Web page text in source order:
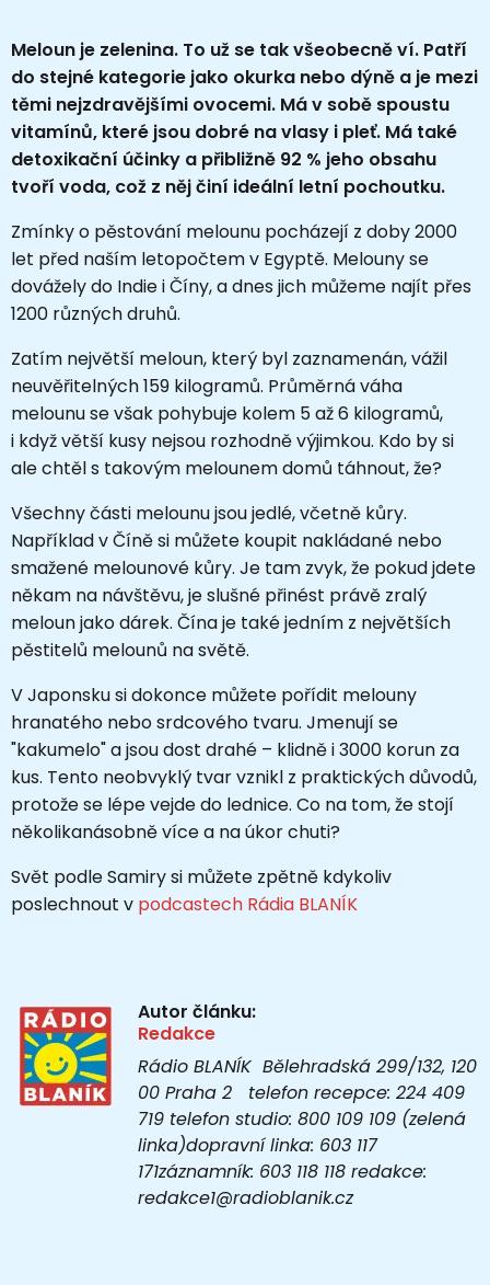
Meloun je zelenina. To už se tak všeobecně ví. Patří
do stejné kategorie jako okurka nebo dýně a je mezi
těmi nejzdravějšími ovocemi. Má v sobě spoustu
vitamínů, které jsou dobré na vlasy i pleť. Má také
detoxikační účinky a přibližně 92 % jeho obsahu
tvoří voda, což z něj činí ideální letní pochoutku.
Zmínky o pěstování melounu pocházejí z doby 2000
let před naším letopočtem v Egyptě. Melouny se
dovážely do Indie i Číny, a dnes jich můžeme najít přes
1200 různých druhů.
Zatím největší meloun, který byl zaznamenán, vážil
neuvěřitelných 159 kilogramů. Průměrná váha
melounu se však pohybuje kolem 5 až 6 kilogramů,
i když větší kusy nejsou rozhodně výjimkou. Kdo by si
ale chtěl s takovým melounem domů táhnout, že?
Všechny části melounu jsou jedlé, včetně kůry.
Například v Číně si můžete koupit nakládané nebo
smažené melounové kůry. Je tam zvyk, že pokud jdete
někam na návštěvu, je slušné přinést právě zralý
meloun jako dárek. Čína je také jedním z největších
pěstitelů melounů na světě.
V Japonsku si dokonce můžete pořídit melouny
hranatého nebo srdcového tvaru. Jmenují se
"kakumelo" a jsou dost drahé – klidně i 3000 korun za
kus. Tento neobvyklý tvar vznikl z praktických důvodů,
protože se lépe vejde do lednice. Co na tom, že stojí
několikanásobně více a na úkor chuti?
Svět podle Samiry si můžete zpětně kdykoliv
poslechnout v podcastech Rádia BLANÍK
Autor článku:
Redakce
Rádio BLANÍK Bělehradská 299/132, 120
00 Praha 2 telefon recepce: 224 409
719 telefon studio: 800 109 109 (zelená
linka)dopravní linka: 603 117
171záznamník: 603 118 118 redakce:
redakce1@radioblanik.cz